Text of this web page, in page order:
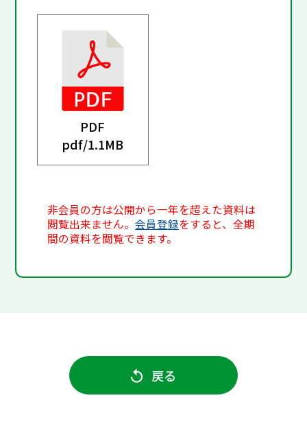
PDF
pdf/1.1MB
非会員の方は公開から一年を超えた資料は
閲覧出来ません。会員登録をすると、全期
間の資料を閲覧できます。
戻る